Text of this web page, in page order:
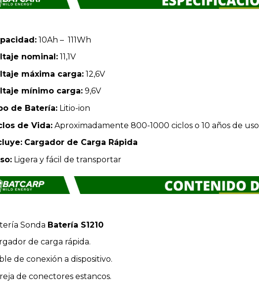
10Ah – 111Wh
nominal: 11,1V
máxima carga: 12,6V
mínimo carga: 9,6V
de Batería: Litio-ion
de Vida: Aproximadamente 800-1000 ciclos o 10 años de uso
Cargador de Carga Rápida
Ligera y fácil de transportar
Sonda Batería S1210
de carga rápida.
de conexión a dispositivo.
de conectores estancos.